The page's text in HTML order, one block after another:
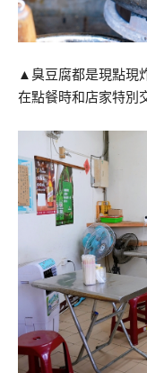
▲臭豆腐都是現點現
在點餐時和店家特別